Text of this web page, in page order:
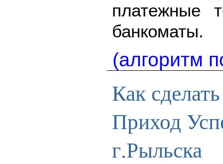
платежные
банкоматы.
(алгоритм
Как
Приход
г.Рыльска